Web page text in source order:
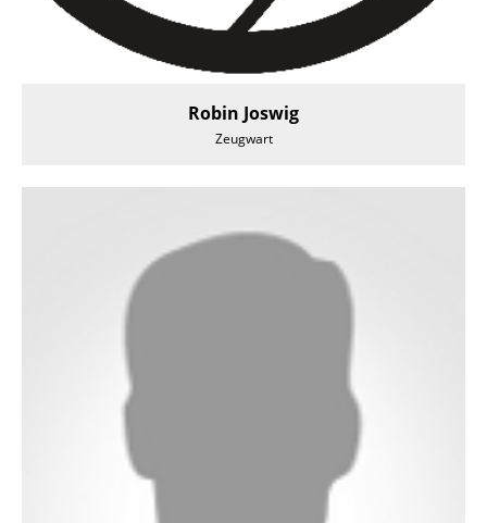
Robin Joswig
Zeugwart